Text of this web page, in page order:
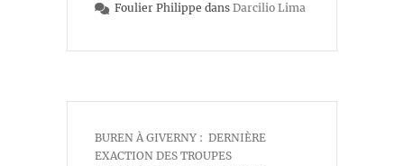
Foulier Philippe dans Darcilio Lima
BUREN À GIVERNY : DERNIÈRE
EXACTION DES TROUPES